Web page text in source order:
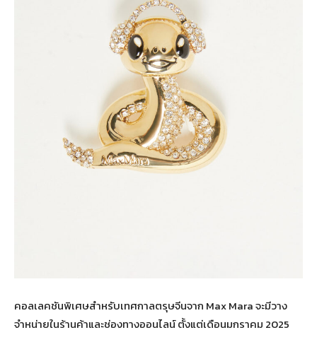
คอลเลคชันพิเศษสำหรับเทศกาลตรุษจีนจาก Max Mara จะมีวาง
จำหน่ายในร้านค้าและช่องทางออนไลน์ ตั้งแต่เดือนมกราคม 2025